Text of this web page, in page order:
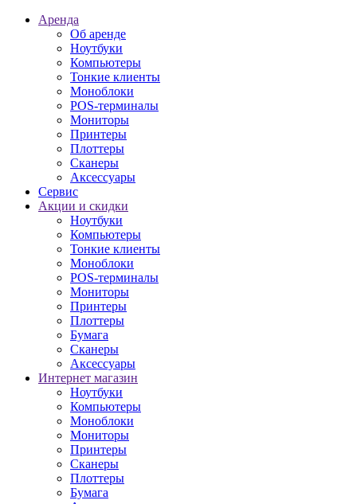
Аренда
Об аренде
Ноутбуки
Компьютеры
Тонкие клиенты
Моноблоки
POS-терминалы
Мониторы
Принтеры
Плоттеры
Сканеры
Аксессуары
Сервис
Акции и скидки
Ноутбуки
Компьютеры
Тонкие клиенты
Моноблоки
POS-терминалы
Мониторы
Принтеры
Плоттеры
Бумага
Сканеры
Аксессуары
Интернет магазин
Ноутбуки
Компьютеры
Моноблоки
Мониторы
Принтеры
Сканеры
Плоттеры
Бумага